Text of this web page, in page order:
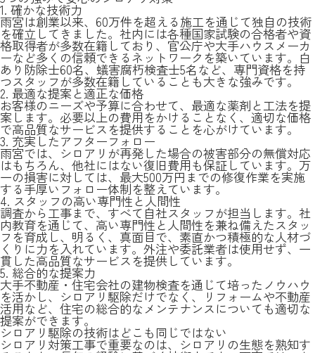
1. 確かな技術力
雨宮は創業以来、60万件を超える施工を通じて独自の技術
を確立してきました。社内には各種国家試験の合格者や資
格取得者が多数在籍しており、官公庁や大手ハウスメーカ
ーなど多くの信頼できるネットワークを築いています。白
あり防除士60名、蟻害腐朽検査士5名など、専門資格を持
つスタッフが多数在籍していることも大きな強みです。
2. 最適な提案と適正な価格
お客様のニーズや予算に合わせて、最適な薬剤と工法を提
案します。必要以上の費用をかけることなく、適切な価格
で高品質なサービスを提供することを心がけています。
3. 充実したアフターフォロー
雨宮では、シロアリが再発した場合の被害部分の無償対応
はもちろん、他社にはない復旧費用も保証しています。万
一の損害に対しては、最大500万円までの修復作業を実施
する手厚いフォロー体制を整えています。
4. スタッフの高い専門性と人間性
調査から工事まで、すべて自社スタッフが担当します。社
内教育を通じて、高い専門性と人間性を兼ね備えたスタッ
フを育成し、明るく、真面目で、素直かつ積極的な人材づ
くりに力を入れています。外注や委託業者は使用せず、一
貫した高品質なサービスを提供しています。
5. 総合的な提案力
大手不動産・住宅会社の建物検査を通じて培ったノウハウ
を活かし、シロアリ駆除だけでなく、リフォームや不動産
活用など、住宅の総合的なメンテナンスについても適切な
提案ができます。
シロアリ駆除の技術はどこも同じではない
シロアリ対策工事で重要なのは、シロアリの生態を熟知す